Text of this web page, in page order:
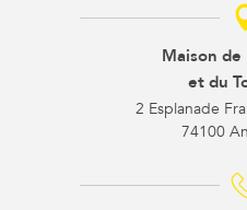
Maison
et du
2 Esplanade
74100